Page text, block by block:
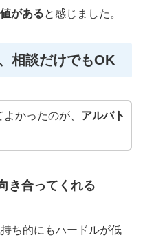
があると感じました。
相談だけでもOK
かったのが、 アルバト
き合ってくれる
ち的にもハードルが低